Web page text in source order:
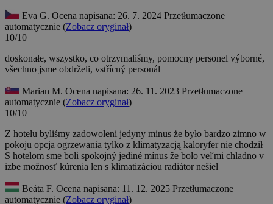
Eva G. Ocena napisana: 26. 7. 2024 Przetłumaczone
automatycznie (Zobacz oryginał)
10/10
doskonałe, wszystko, co otrzymaliśmy, pomocny personel výborné,
všechno jsme obdrželi, vstřícný personál
Marian M. Ocena napisana: 26. 11. 2023 Przetłumaczone
automatycznie (Zobacz oryginał)
10/10
Z hotelu byliśmy zadowoleni jedyny minus że było bardzo zimno w
pokoju opcja ogrzewania tylko z klimatyzacją kaloryfer nie chodził
S hotelom sme boli spokojný jediné mínus že bolo veľmi chladno v
izbe možnosť kúrenia len s klimatizáciou radiátor nešiel
Beáta F. Ocena napisana: 11. 12. 2025 Przetłumaczone
automatycznie (Zobacz oryginał)